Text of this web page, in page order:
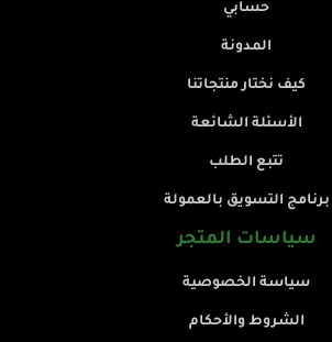
حسابي
المدونة
كيف نختار منتجاتنا
الأسئلة الشائعة
تتبع الطلب
برنامج التسويق بالعمولة
سياسات المتجر
سياسة الخصوصية
الشروط والأحكام